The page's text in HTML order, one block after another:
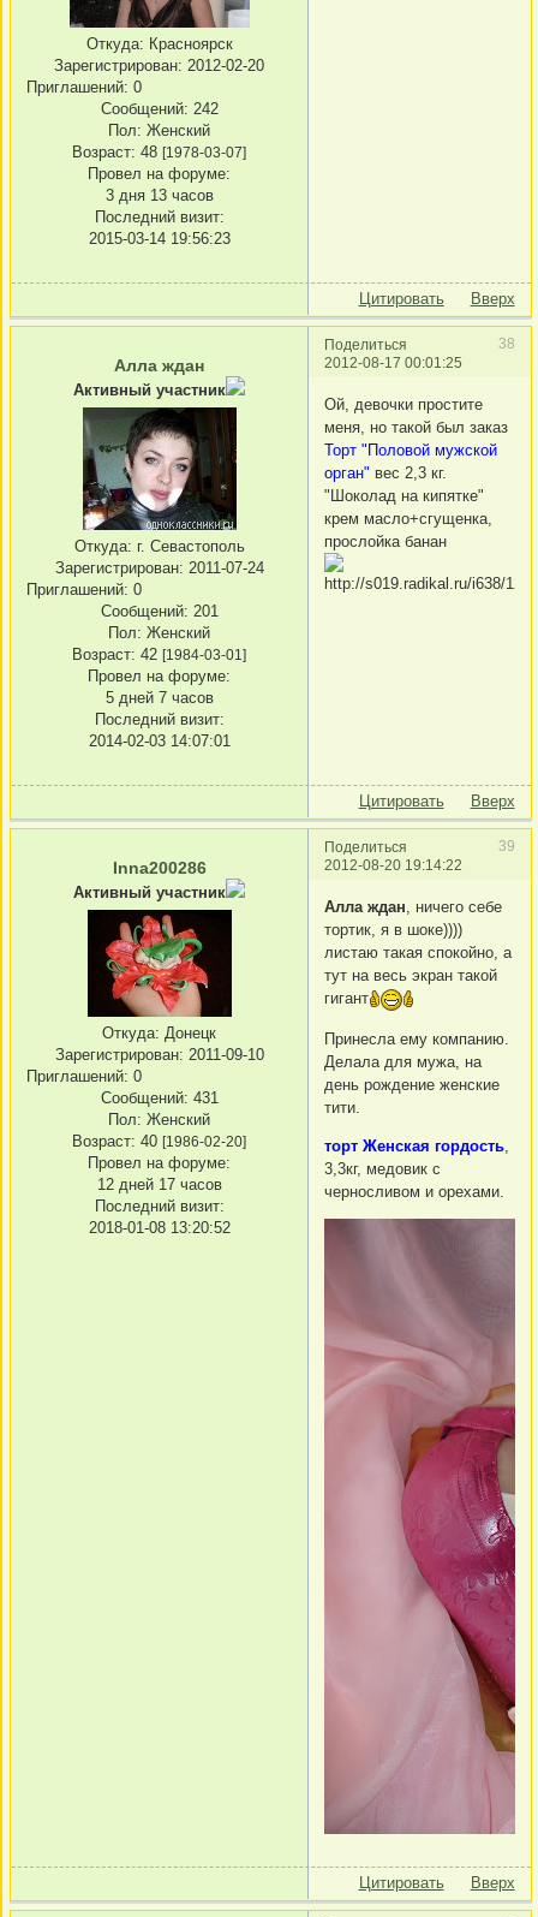
Откуда: Красноярск
Зарегистрирован: 2012-02-20
Приглашений: 0
Сообщений: 242
Пол: Женский
Возраст: 48 [1978-03-07]
Провел на форуме:
3 дня 13 часов
Последний визит:
2015-03-14 19:56:23
Цитировать Вверх
Поделиться
38
2012-08-17 00:01:25
Алла ждан
Активный участник
Откуда: г. Севастополь
Зарегистрирован: 2011-07-24
Приглашений: 0
Сообщений: 201
Пол: Женский
Возраст: 42 [1984-03-01]
Провел на форуме:
5 дней 7 часов
Последний визит:
2014-02-03 14:07:01
Ой, девочки простите
меня, но такой был заказ
Торт "Половой мужской
орган" вес 2,3 кг.
"Шоколад на кипятке"
крем масло+сгущенка,
прослойка банан
Цитировать Вверх
Поделиться
39
2012-08-20 19:14:22
Inna200286
Активный участник
Откуда: Донецк
Зарегистрирован: 2011-09-10
Приглашений: 0
Сообщений: 431
Пол: Женский
Возраст: 40 [1986-02-20]
Провел на форуме:
12 дней 17 часов
Последний визит:
2018-01-08 13:20:52
Алла ждан, ничего себе
тортик, я в шоке))))
листаю такая спокойно, а
тут на весь экран такой
гигант
Принесла ему компанию.
Делала для мужа, на
день рождение женские
тити.
торт Женская гордость
3,3кг, медовик с
черносливом и орехами.
Цитировать Вверх